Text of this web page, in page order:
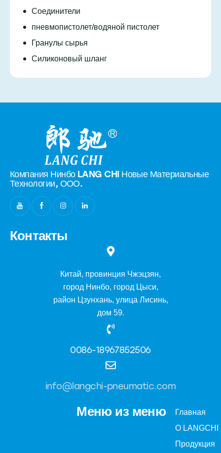
Соединители
пневмопистолет/водяной пистолет
Гранулы сырья
Силиконовый шланг
Компания Нинбо LANG CHI Новые Материальные
Технологии, ООО.
Контакты
Китай, провинция Чжэцзян,
город Нинбо, город Цыси,
район Цзунхань, улица Лисинь,
дом 59.
0086-18967852506
info@langchi-pneumatic.com
Меню из меню
Главная
О LANGCHI
Продукция